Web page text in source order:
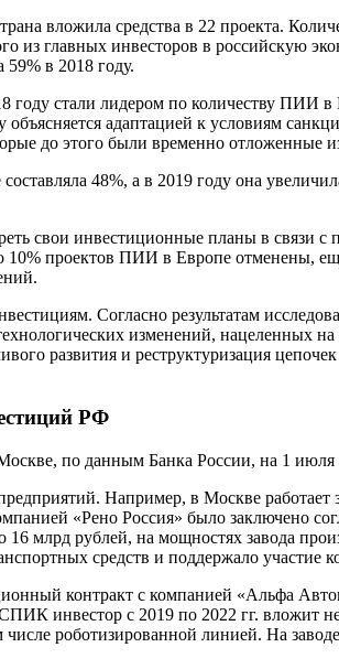
вложила средства в 22 проекта.
из главных инвесторов в российскую
в 2018 году.
году стали лидером по количеству
адаптацией к условиям
до этого были временно отложенные
48%, а в 2019 году она
свои инвестиционные планы в связи
10% проектов ПИИ в Европе отменены,
Согласно результатам
изменений, нацеленных
развития и реструктуризация
РФ
по данным Банка России, на 1 июля
Например, в Москве работает
«Рено Россия» было заключено
16 млрд рублей, на мощностях завода
средств и поддержало
контракт с компанией «Альфа
инвестор с 2019 по 2022 гг. вложит
роботизированной линией. На